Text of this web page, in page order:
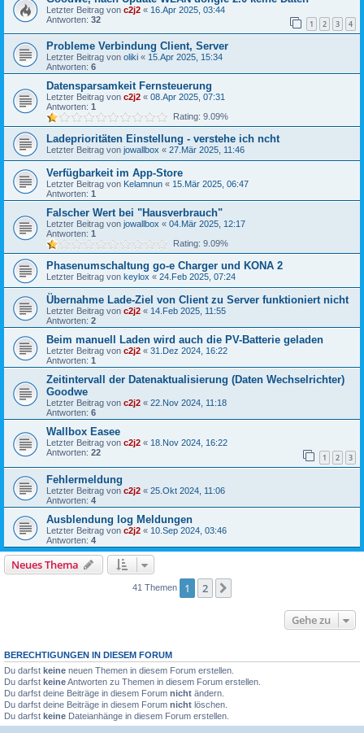
Letzter Beitrag von c2j2 « 16.Apr 2025, 03:44
Antworten: 32 1 2 3 4
Probleme Verbindung Client, Server
Letzter Beitrag von oliki « 15.Apr 2025, 15:34
Antworten: 6
Datensparsamkeit Fernsteuerung
Letzter Beitrag von c2j2 « 08.Apr 2025, 07:31
Antworten: 1
Rating: 9.09%
Ladeprioritäten Einstellung - verstehe ich ncht
Letzter Beitrag von jowallbox « 27.Mär 2025, 11:46
Verfügbarkeit im App-Store
Letzter Beitrag von Kelamnun « 15.Mär 2025, 06:47
Antworten: 1
Falscher Wert bei "Hausverbrauch"
Letzter Beitrag von jowallbox « 04.Mär 2025, 12:17
Antworten: 1
Rating: 9.09%
Phasenumschaltung go-e Charger und KONA 2
Letzter Beitrag von keylox « 24.Feb 2025, 07:24
Übernahme Lade-Ziel von Client zu Server funktioniert nicht
Letzter Beitrag von c2j2 « 14.Feb 2025, 11:55
Antworten: 2
Beim manuell Laden wird auch die PV-Batterie geladen
Letzter Beitrag von c2j2 « 31.Dez 2024, 16:22
Antworten: 1
Zeitintervall der Datenaktualisierung (Daten Wechselrichter)
Goodwe
Letzter Beitrag von c2j2 « 22.Nov 2024, 11:18
Antworten: 6
Wallbox Easee
Letzter Beitrag von c2j2 « 18.Nov 2024, 16:22
Antworten: 22 1 2 3
Fehlermeldung
Letzter Beitrag von c2j2 « 25.Okt 2024, 11:06
Antworten: 4
Ausblendung log Meldungen
Letzter Beitrag von c2j2 « 10.Sep 2024, 03:46
Antworten: 4
Neues Thema
41 Themen 1 2
Gehe zu
BERECHTIGUNGEN IN DIESEM FORUM
Du darfst keine neuen Themen in diesem Forum erstellen.
Du darfst keineAntworten zu Themen in diesem Forum erstellen.
Du darfst deine Beiträge in diesem Forum nicht ändern.
Du darfst deine Beiträge in diesem Forum nicht löschen.
Du darfst keine Dateianhänge in diesem Forum erstellen.